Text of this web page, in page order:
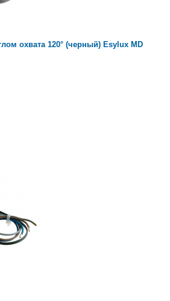
охвата 120° (черный) Esylux MD